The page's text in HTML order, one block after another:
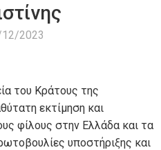
2023
του Κράτους της
εκτίμηση και
φίλους στην Ελλάδα και τα
υποστήριξης και